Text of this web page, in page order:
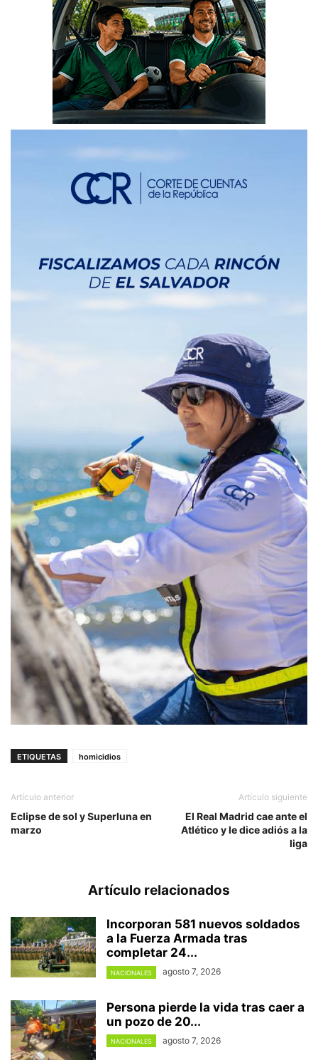
ETIQUETAS homicidios
Artículo anterior
Eclipse de sol y Superluna en
marzo
Artículo siguiente
El Real Madrid cae ante el
Atlético y le dice adiós a la
liga
Artículo relacionados
Incorporan 581 nuevos soldados
a la Fuerza Armada tras
completar 24...
NACIONALES agosto 7, 2026
Persona pierde la vida tras caer a
un pozo de 20...
NACIONALES agosto 7, 2026